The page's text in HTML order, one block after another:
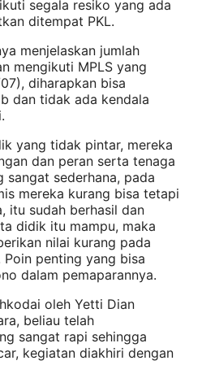
segala resiko yang ada
ditempat PKL.
menjelaskan jumlah
mengikuti MPLS yang
diharapkan bisa
dan tidak ada kendala
yang tidak pintar, mereka
dan peran serta tenaga
sangat sederhana, pada
mereka kurang bisa tetapi
itu sudah berhasil dan
didik itu mampu, maka
nilai kurang pada
penting yang bisa
dalam pemaparannya.
oleh Yetti Dian
beliau telah
sangat rapi sehingga
kegiatan diakhiri dengan